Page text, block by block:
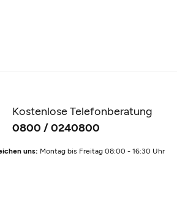
Kostenlose Telefonberatung
0800 / 0240800
uns: Montag bis Freitag 08:00 - 16:30 Uhr